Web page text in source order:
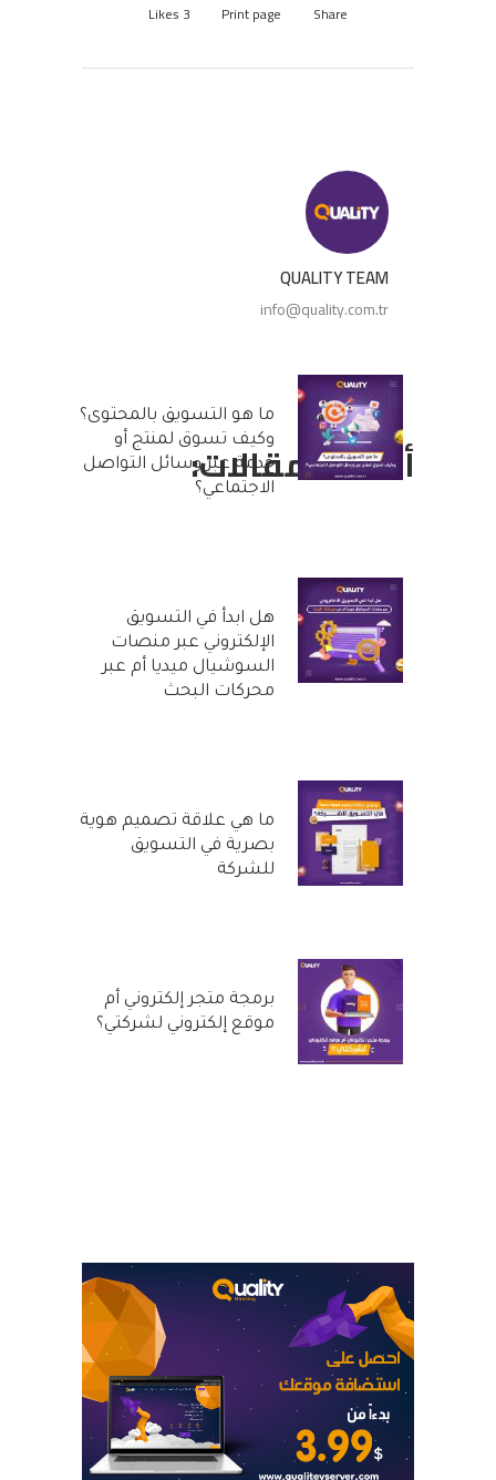
Share
Print page
3
QUALITY TEAM
info@quality.com.tr
أحدث المقالات:
ما هو التسويق بالمحتوى؟
وكيف تسوق لمنتج أو
خدمة عبر وسائل التواصل
الاجتماعي؟
هل ابدأ في التسويق
الإلكتروني عبر منصات
السوشيال ميديا أم عبر
محركات البحث
ما هي علاقة تصميم هوية
بصرية في التسويق
للشركة
برمجة متجر إلكتروني أم
موقع إلكتروني لشركتي؟